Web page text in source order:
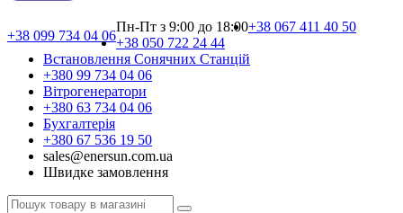
+38 099 734 04 06
Пн-Пт з 9:00 до 18:00+38 067 411 40 50
+38 050 722 24 44
Встановлення Сонячних Cтанцій
+380 99 734 04 06
Вітрогенератори
+380 63 734 04 06
Бухгалтерія
+380 67 536 19 50
sales@enersun.com.ua
Швидке замовлення